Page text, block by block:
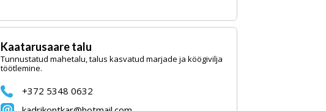
Kaatarusaare talu
Tunnustatud mahetalu, talus kasvatud marjade ja köögivilja
töötlemine.
+372 5348 0632